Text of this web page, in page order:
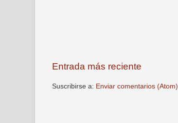
Entrada más reciente
Suscribirse a: Enviar comentarios (Atom)